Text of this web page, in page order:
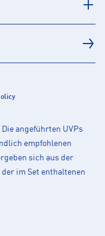
angeführten UVPs
empfohlenen
sich aus der
im Set enthaltenen